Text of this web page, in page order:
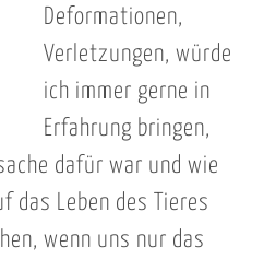
Deformationen,
Verletzungen, würde
ich immer gerne in
Erfahrung bringen,
dafür war und wie
das Leben des Tieres
wenn uns nur das